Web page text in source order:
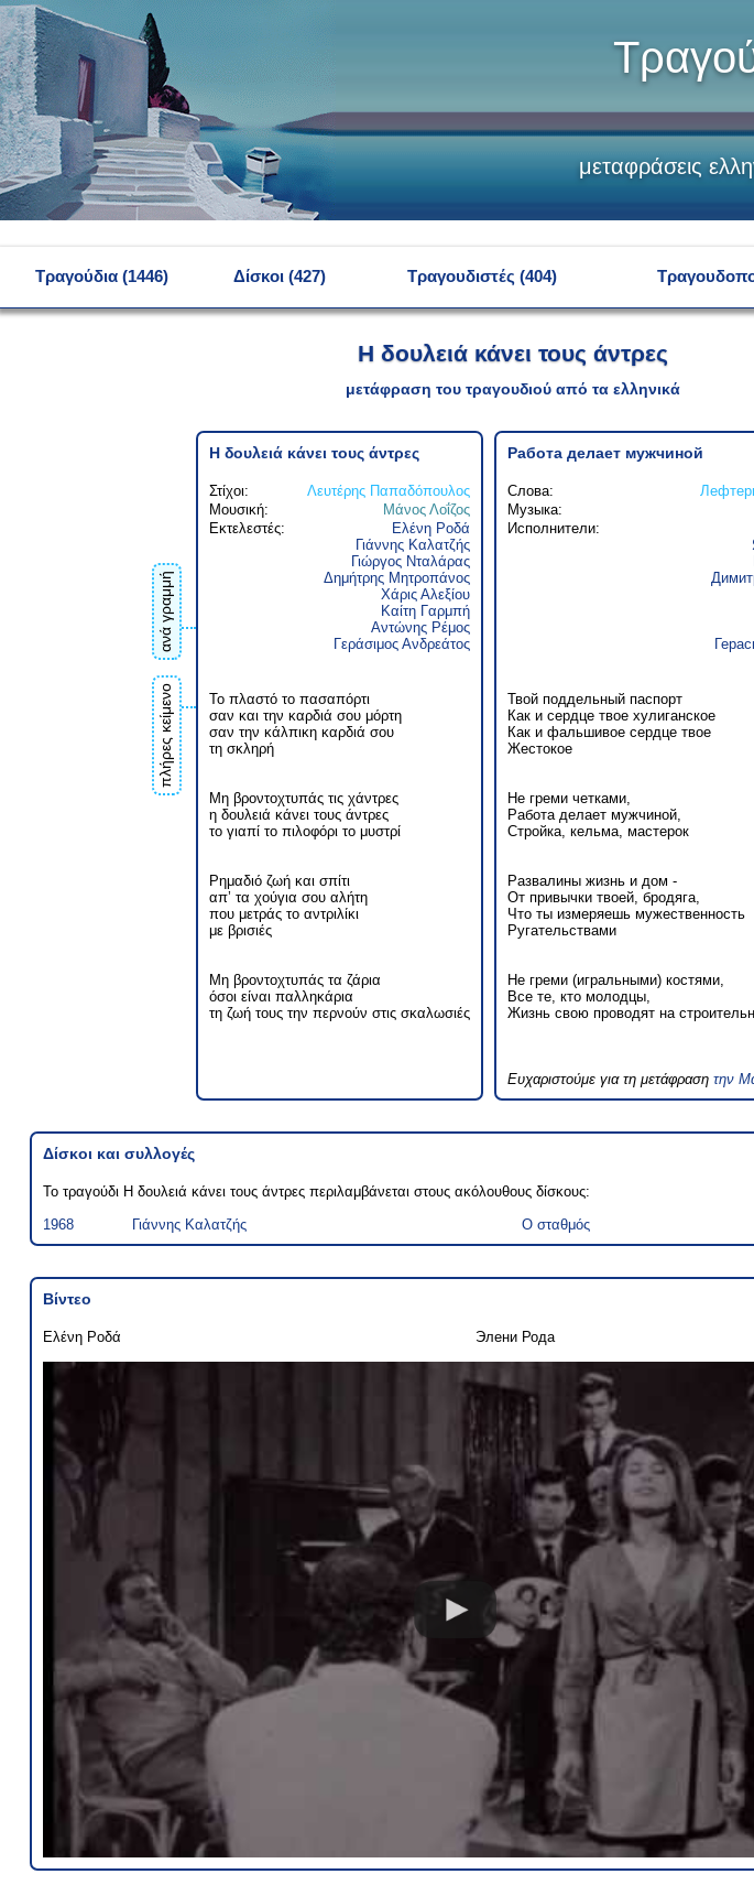
μεταφράσεις
Τραγούδια (1446) Δίσκοι (427) Τραγουδιστές (404)
Η δουλειά κάνει τους άντρες
μετάφραση του τραγουδιού από τα ελληνικά
ανά γραμμή
πλήρες κείμενο
Η δουλειά κάνει τους άντρες
Στίχοι:
Λευτέρης Παπαδόπουλος
Μουσική:
Μάνος Λοΐζος
Εκτελεστές:
Ελένη Ροδά
Γιάννης Καλατζής
Γιώργος Νταλάρας
Δημήτρης Μητροπάνος
Χάρις Αλεξίου
Καίτη Γαρμπή
Αντώνης Ρέμος
Γεράσιμος Ανδρεάτος
Το πλαστό το πασαπόρτι
σαν και την καρδιά σου μόρτη
σαν την κάλπικη καρδιά σου
τη σκληρή
Μη βροντοχτυπάς τις χάντρες
η δουλειά κάνει τους άντρες
το γιαπί το πιλοφόρι το μυστρί
Ρημαδιό ζωή και σπίτι
απ’ τα χούγια σου αλήτη
που μετράς το αντριλίκι
με βρισιές
Μη βροντοχτυπάς τα ζάρια
όσοι είναι παλληκάρια
τη ζωή τους την περνούν στις σκαλωσιές
Работа делает мужчиной
Слова:
Музыка:
Исполнители:
Твой поддельный паспорт
Как и сердце твое хулиганское
Как и фальшивое сердце твое
Жестокое
Не греми четками,
Работа делает мужчиной,
Стройка, кельма, мастерок
Развалины жизнь и дом -
От привычки твоей, бродяга,
Что ты измеряешь мужественность
Ругательствами
Не греми (игральными) костями,
Все те, кто молодцы,
Жизнь свою проводят на
Ευχαριστούμε για τη μετάφραση την
Δίσκοι και συλλογές
Το τραγούδι Η δουλειά κάνει τους άντρες περιλαμβάνεται στους ακόλουθους δίσκους:
1968
Γιάννης Καλατζής Ο σταθμός
Βίντεο
Ελένη Ροδά Элени Рода